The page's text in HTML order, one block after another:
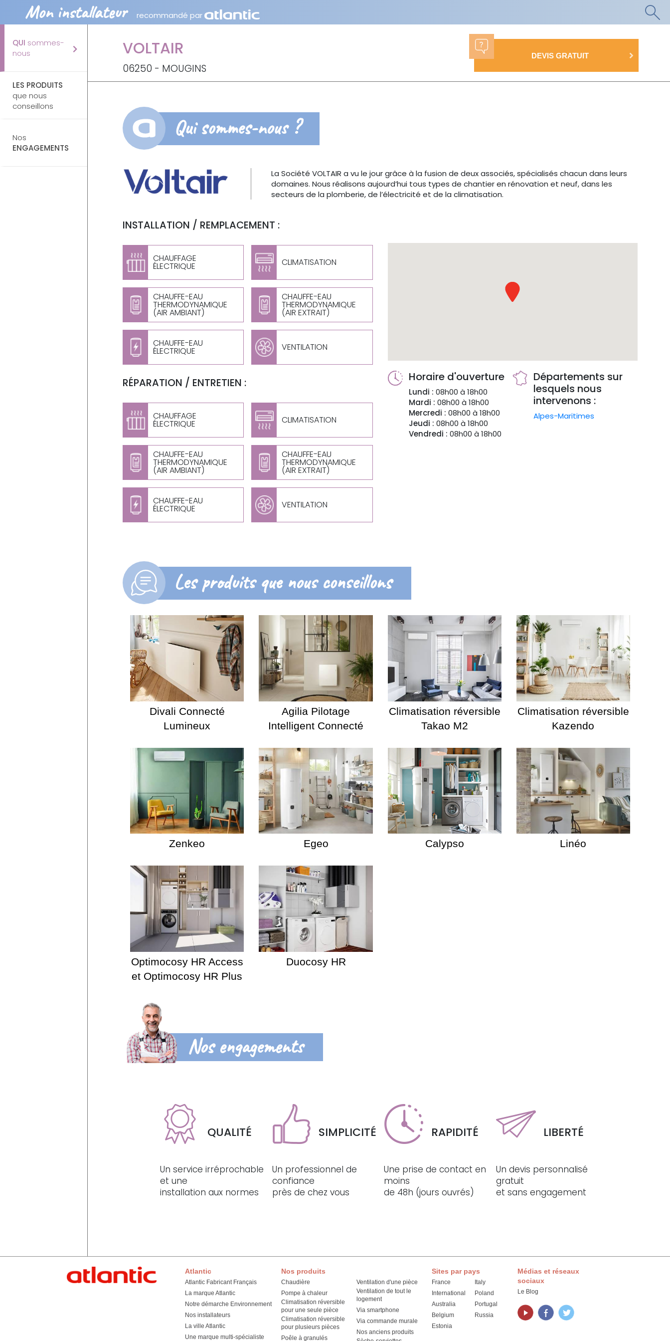
Mon installateur recommandé par
QUI sommes-
nous
LES PRODUITS
que nous
conseillons
Nos
ENGAGEMENTS
VOLTAIR
06250 - MOUGINS
DEVIS GRATUIT
Qui sommes-nous ?
La Société VOLTAIR a vu le jour grâce à la fusion de deux associés, spécialisés chacun dans leurs
domaines. Nous réalisons aujourd’hui tous types de chantier en rénovation et neuf, dans les
secteurs de la plomberie, de l’électricité et de la climatisation.
INSTALLATION / REMPLACEMENT :
CHAUFFAGE
ÉLECTRIQUE CLIMATISATION
CHAUFFE-EAU
THERMODYNAMIQUE
(AIR AMBIANT)
CHAUFFE-EAU
THERMODYNAMIQUE
(AIR EXTRAIT)
CHAUFFE-EAU
ÉLECTRIQUE VENTILATION
RÉPARATION / ENTRETIEN :
CHAUFFAGE
ÉLECTRIQUE CLIMATISATION
CHAUFFE-EAU
THERMODYNAMIQUE
(AIR AMBIANT)
CHAUFFE-EAU
THERMODYNAMIQUE
(AIR EXTRAIT)
CHAUFFE-EAU
ÉLECTRIQUE VENTILATION
Horaire d'ouverture
Lundi : 08h00 à 18h00
Mardi : 08h00 à 18h00
Mercredi : 08h00 à 18h00
Jeudi : 08h00 à 18h00
Vendredi : 08h00 à 18h00
Départements sur
lesquels nous
intervenons :
Alpes-Maritimes
Les produits que nous conseillons
Divali Connecté
Lumineux
Agilia Pilotage
Intelligent Connecté
Climatisation réversible
Takao M2
Climatisation réversible
Kazendo
Zenkeo Egeo Calypso Linéo
Optimocosy HR Access
et Optimocosy HR Plus
Duocosy HR
Nos engagements
QUALITÉ
Un service irréprochable
et une
installation aux normes
SIMPLICITÉ
Un professionnel de
confiance
près de chez vous
RAPIDITÉ
Une prise de contact en
moins
de 48h (jours ouvrés)
LIBERTÉ
Un devis personnalisé
gratuit
et sans engagement
Atlantic
Atlantic Fabricant Français
La marque Atlantic
Notre démarche Environnement
Nos installateurs
La ville Atlantic
Une marque multi-spécialiste
Nos produits
Chaudière
Pompe à chaleur
Climatisation réversible
pour une seule pièce
Climatisation réversible
pour plusieurs pièces
Poêle à granulés
Ventilation d'une pièce
Ventilation de tout le
logement
Via smartphone
Via commande murale
Nos anciens produits
Sites par pays
France
International
Australia
Belgium
Estonia
Italy
Poland
Portugal
Russia
Médias et réseaux
sociaux
Le Blog